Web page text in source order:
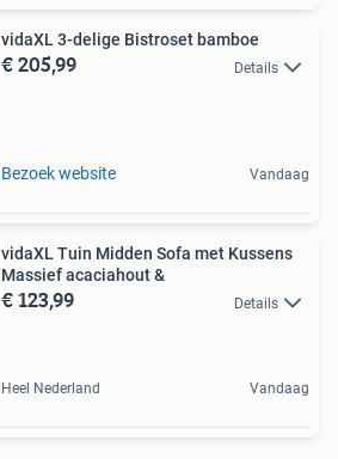
vidaXL 3-delige Bistroset bamboe
€ 205,99 Details
Bezoek website Vandaag
vidaXL Tuin Midden Sofa met Kussens
Massief acaciahout &
€ 123,99 Details
Heel Nederland Vandaag